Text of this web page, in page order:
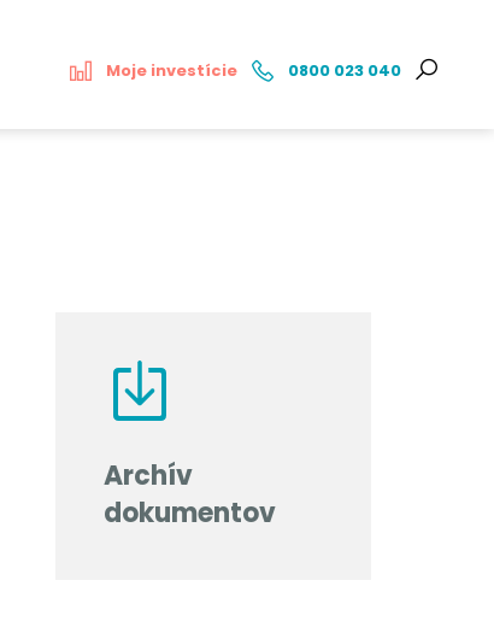
Moje investície 0800 023 040
Archív
dokumentov